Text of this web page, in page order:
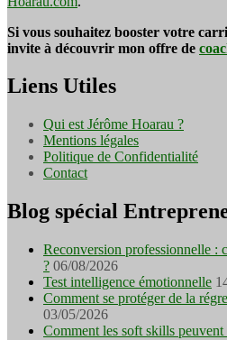
Si vous souhaitez booster votre
invite à découvrir mon offre de
Liens Utiles
Qui est Jérôme Hoarau ?
Mentions légales
Politique de Confidentialité
Contact
Blog spécial
Reconversion professionnelle :
? 06/08/2026
Test intelligence émotionnelle
Comment se protéger de la
03/05/2026
Comment les soft skills